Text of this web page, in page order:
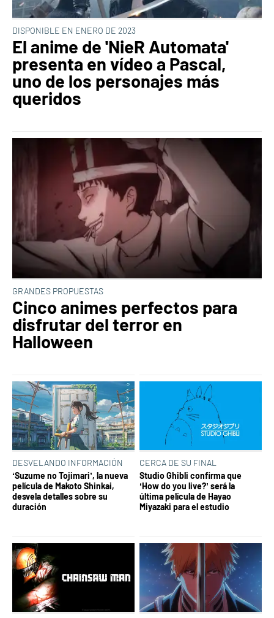
DISPONIBLE EN ENERO DE 2023
El anime de 'NieR Automata'
presenta en vídeo a Pascal,
uno de los personajes más
queridos
GRANDES PROPUESTAS
Cinco animes perfectos para
disfrutar del terror en
Halloween
DESVELANDO INFORMACIÓN
‘Suzume no Tojimari’, la nueva
película de Makoto Shinkai,
desvela detalles sobre su
duración
CERCA DE SU FINAL
Studio Ghibli confirma que
‘How do you live?’ será la
última película de Hayao
Miyazaki para el estudio